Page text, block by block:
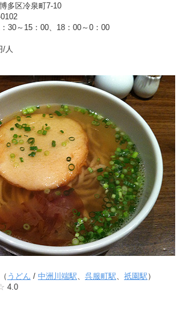
多区冷泉町7-10
30～15：00、18：00～0：00
/人
（ うどん / 中洲川端駅 呉服町駅 祇園駅 ）
4.0